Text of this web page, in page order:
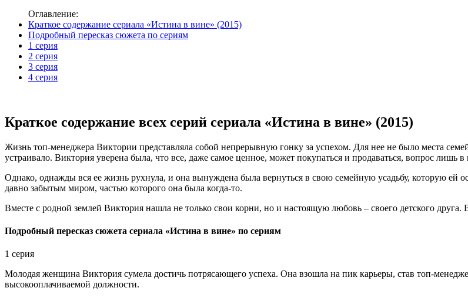
Оглавление:
Краткое содержание сериала «Истина в вине» (2015)
Подробный пересказ сюжета по сериям
1 серия
2 серия
3 серия
4 серия
Краткое содержание всех серий сериала «Истина в вине» (2015)
Жизнь топ-менеджера Виктории представляла собой непрерывную гонку за успехом. Для нее не было места
устраивало. Виктория уверена была, что все, даже самое ценное, может покупаться и продаваться, вопрос лишь в
Однако, однажды вся ее жизнь рухнула, и она вынуждена была вернуться в свою семейную усадьбу, которую ей
давно забытым миром, частью которого она была когда-то.
Вместе с родной землей Виктория нашла не только свои корни, но и настоящую любовь – своего детского
Подробный пересказ сюжета сериала «Истина в вине» по сериям
1 серия
Молодая женщина Виктория сумела достичь потрясающего успеха. Она взошла на пик карьеры, став топ-
высокооплачиваемой должности.